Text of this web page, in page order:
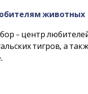
животных
– центр
тигров, а